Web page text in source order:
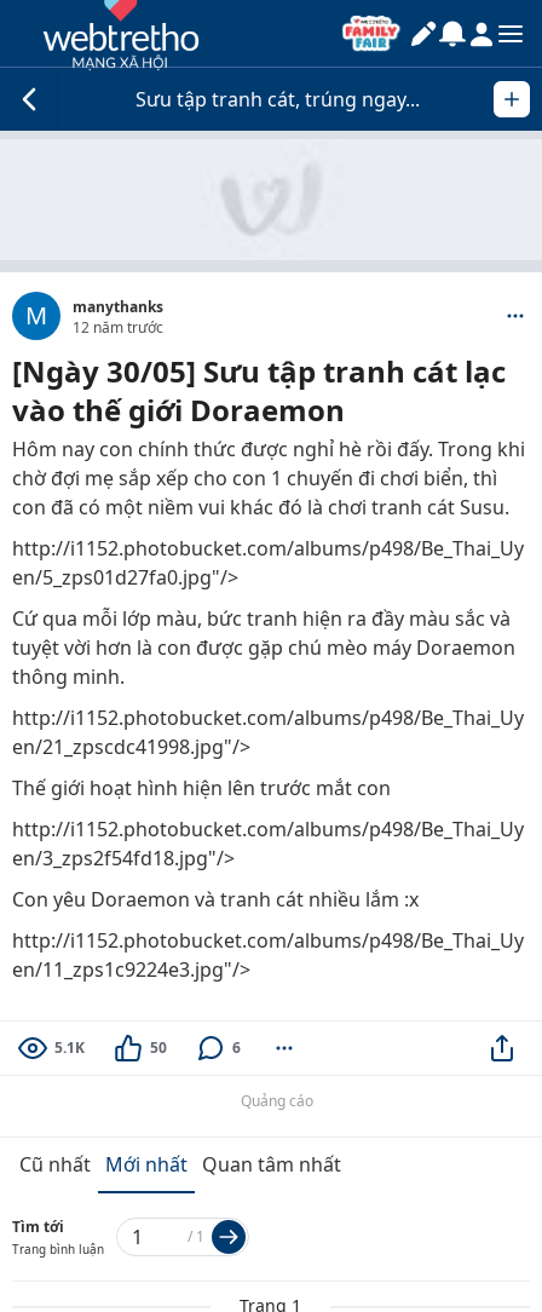
Sưu tập tranh cát, trúng ngay...
M
manythanks
12 năm trước
[Ngày 30/05] Sưu tập tranh cát lạc
vào thế giới Doraemon
Hôm nay con chính thức được nghỉ hè rồi đấy. Trong khi
chờ đợi mẹ sắp xếp cho con 1 chuyến đi chơi biển, thì
con đã có một niềm vui khác đó là chơi tranh cát Susu.
http://i1152.photobucket.com/albums/p498/Be_Thai_Uy
en/5_zps01d27fa0.jpg"/>
Cứ qua mỗi lớp màu, bức tranh hiện ra đầy màu sắc và
tuyệt vời hơn là con được gặp chú mèo máy Doraemon
thông minh.
http://i1152.photobucket.com/albums/p498/Be_Thai_Uy
en/21_zpscdc41998.jpg"/>
Thế giới hoạt hình hiện lên trước mắt con
http://i1152.photobucket.com/albums/p498/Be_Thai_Uy
en/3_zps2f54fd18.jpg"/>
Con yêu Doraemon và tranh cát nhiều lắm :x
http://i1152.photobucket.com/albums/p498/Be_Thai_Uy
en/11_zps1c9224e3.jpg"/>
5.1K 50 6
Quảng cáo
Cũ nhất Mới nhất Quan tâm nhất
Tìm tới
Trang bình luận
/ 1
Trang 1